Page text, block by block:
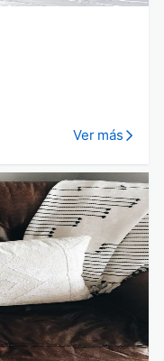
Ver más